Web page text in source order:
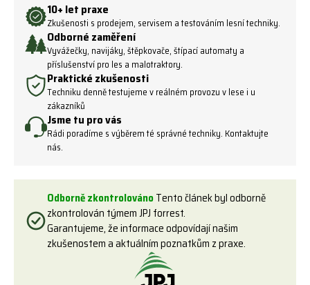
10+ let praxe
Zkušenosti s prodejem, servisem a testováním lesní techniky.
Odborné zaměření
Vyvážečky, navijáky, štěpkovače, štípací automaty a
příslušenství pro les a malotraktory.
Praktické zkušenosti
Techniku denně testujeme v reálném provozu v lese i u
zákazníků
Jsme tu pro vás
Rádi poradíme s výběrem té správné techniky. Kontaktujte
nás.
Odborně zkontrolovánoTento článek byl odborně
zkontrolován týmem JPJ forrest.
Garantujeme, že informace odpovídají našim
zkušenostem a aktuálním poznatkům z praxe.